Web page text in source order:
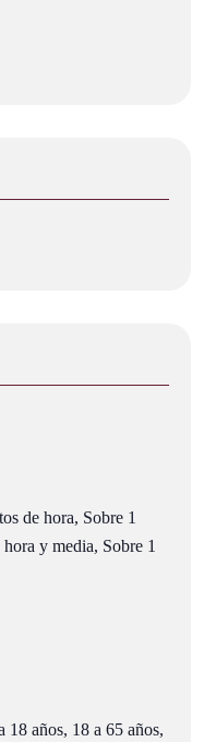
de hora, Sobre 1
y media, Sobre 1
18 años, 18 a 65 años,